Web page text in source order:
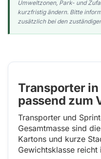
Umweltzonen, Park- und
kurzfristig ändern. Bitte
zusätzlich bei den
Transporter in
passend zum
Transporter und
Gesamtmasse sind
Kartons und kurze
Gewichtsklasse reicht